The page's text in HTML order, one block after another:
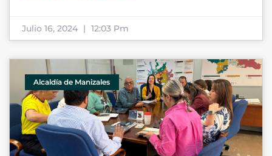
Julio 16, 2024 12:03 Pm
Alcaldía de Manizales